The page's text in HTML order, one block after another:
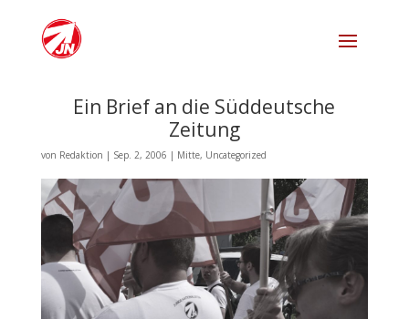
Ein Brief an die Süddeutsche
Zeitung
von Redaktion | Sep. 2, 2006 | Mitte, Uncategorized